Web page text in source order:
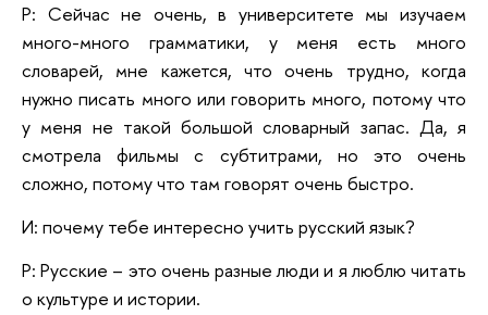
Р: Сейчас не очень, в университете мы изучаем
много-много грамматики, у меня есть много
словарей, мне кажется, что очень трудно, когда
нужно писать много или говорить много, потому что
у меня не такой большой словарный запас. Да, я
смотрела фильмы с субтитрами, но это очень
сложно, потому что там говорят очень быстро.
И: почему тебе интересно учить русский язык?
Р: Русские – это очень разные люди и я люблю читать
о культуре и истории.